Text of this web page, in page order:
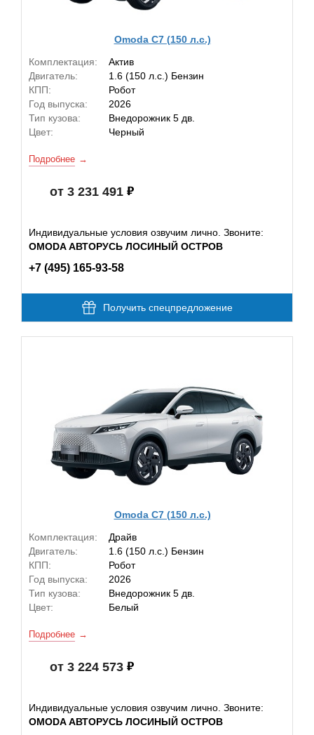
Omoda C7 (150 л.с.)
Комплектация:
Актив
Двигатель:
1.6 (150 л.с.) Бензин
КПП:
Робот
Год выпуска:
2026
Тип кузова:
Внедорожник 5 дв.
Цвет:
Черный
Подробнее
от 3 231 491
Индивидуальные условия озвучим лично. Звоните:
OMODA АВТОРУСЬ ЛОСИНЫЙ ОСТРОВ
+7 (495) 165-93-58
Получить спецпредложение
Omoda C7 (150 л.с.)
Комплектация:
Драйв
Двигатель:
1.6 (150 л.с.) Бензин
КПП:
Робот
Год выпуска:
2026
Тип кузова:
Внедорожник 5 дв.
Цвет:
Белый
Подробнее
от 3 224 573
Индивидуальные условия озвучим лично. Звоните:
OMODA АВТОРУСЬ ЛОСИНЫЙ ОСТРОВ